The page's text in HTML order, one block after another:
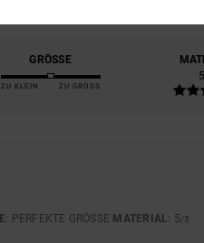
GRÖSSE
ZU KLEIN ZU GROSS
: PERFEKTE GRÖSSE MATERIAL: 5/5